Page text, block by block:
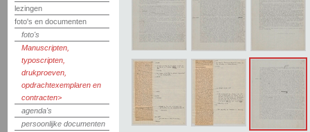
lezingen
foto's en documenten
foto's
Manuscripten,
typoscripten,
drukproeven,
opdrachtexemplaren en
contracten
agenda's
persoonlijke documenten